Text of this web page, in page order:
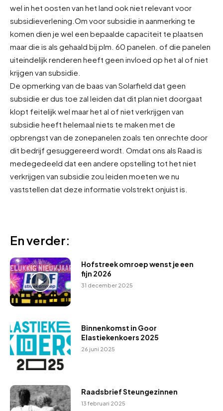
wel in het oosten van het land ook niet relevant voor
subsidieverlening. Om voor subsidie in aanmerking te
komen dien je wel een bepaalde capaciteit te plaatsen
maar die is als gehaald bij plm. 60 panelen. of die panelen
uiteindelijk renderen heeft geen invloed op het al of niet
krijgen van subsidie.
De opmerking van de baas van Solarfield dat geen
subsidie er dus toe zal leiden dat dit plan niet doorgaat
klopt feitelijk wel maar het al of niet verkrijgen van
subsidie heeft helemaal niets te maken met de
opbrengst van de zonepanelen zoals ten onrechte door
dit bedrijf gesuggereerd wordt. Omdat ons als Raad is
medegedeeld dat een andere opstelling tot het niet
verkrijgen van subsidie zou leiden moeten we nu
vaststellen dat deze informatie volstrekt onjuist is.
En verder:
Hofstreek omroep wenst je een
fijn 2026
31 december 2025
Binnenkomst in Goor
Elastiekenkoers 2025
26 juni 2025
Raadsbrief Steungezinnen
13 februari 2025